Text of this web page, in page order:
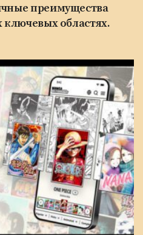
преимущества
ключевых областях.